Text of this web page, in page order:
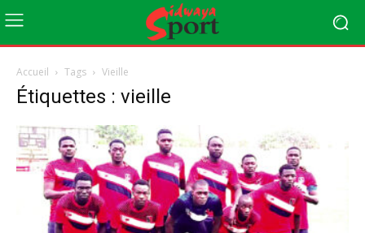
Accueil Tags Vieille
Étiquettes : vieille